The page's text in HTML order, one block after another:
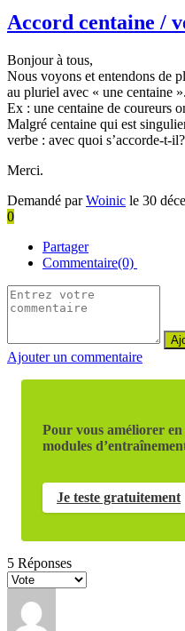
Accord centaine /
Bonjour à tous,
Nous voyons et entendons de
au pluriel avec « une centaine ».
Ex : une centaine de coureurs
Malgré centaine qui est
verbe : avec quoi s’accorde-t-il?
Merci.
Demandé parWoinic le 30
0
Partager
Commentaire(0)
Ajouter un commentaire
Pour vous améliorer
modules
Je teste gratuitement
5 Réponses